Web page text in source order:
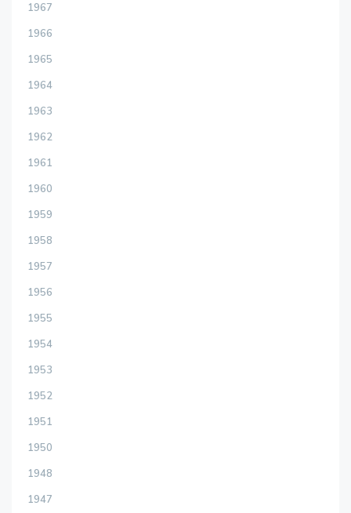
1967
1966
1965
1964
1963
1962
1961
1960
1959
1958
1957
1956
1955
1954
1953
1952
1951
1950
1948
1947